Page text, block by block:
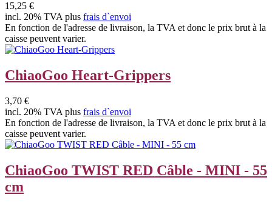
15,25 €
incl. 20% TVA plus frais d`envoi
En fonction de l'adresse de livraison, la TVA et donc le prix brut à la
caisse peuvent varier.
ChiaoGoo Heart-Grippers
3,70 €
incl. 20% TVA plus frais d`envoi
En fonction de l'adresse de livraison, la TVA et donc le prix brut à la
caisse peuvent varier.
ChiaoGoo TWIST RED Câble - MINI - 55
cm